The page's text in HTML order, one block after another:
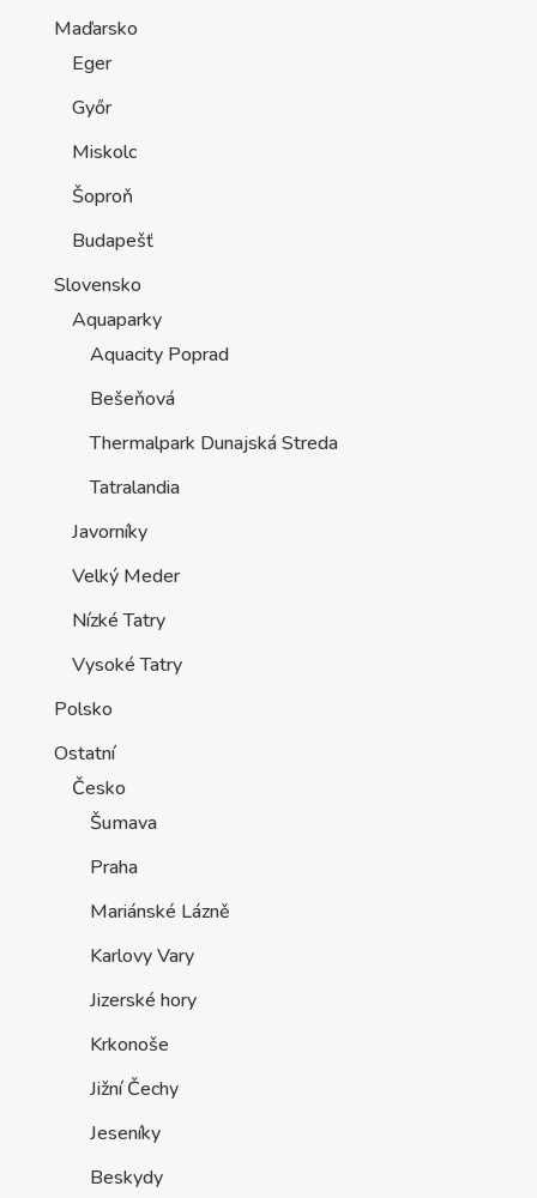
Maďarsko
Eger
Győr
Miskolc
Šoproň
Budapešť
Slovensko
Aquaparky
Aquacity Poprad
Bešeňová
Thermalpark Dunajská Streda
Tatralandia
Javorníky
Velký Meder
Nízké Tatry
Vysoké Tatry
Polsko
Ostatní
Česko
Šumava
Praha
Mariánské Lázně
Karlovy Vary
Jizerské hory
Krkonoše
Jižní Čechy
Jeseníky
Beskydy